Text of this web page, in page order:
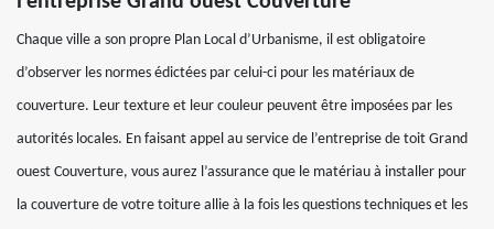
Chaque ville a son propre Plan Local d’Urbanisme, il est obligatoire
d’observer les normes édictées par celui-ci pour les matériaux de
couverture. Leur texture et leur couleur peuvent être imposées par les
autorités locales. En faisant appel au service de l’entreprise de toit Grand
ouest Couverture, vous aurez l’assurance que le matériau à installer pour
la couverture de votre toiture allie à la fois les questions techniques et les